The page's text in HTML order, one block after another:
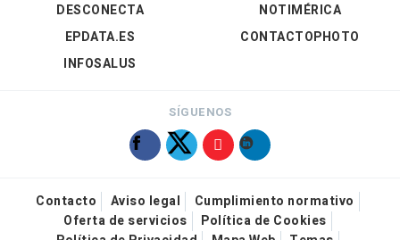
DESCONECTA
EPDATA.ES
INFOSALUS
NOTIMÉRICA
CONTACTOPHOTO
SÍGUENOS
Contacto Aviso legal
Cumplimiento normativo
Oferta de servicios
Política de Cookies